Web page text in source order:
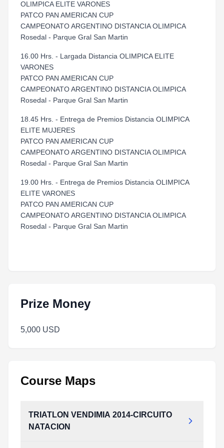
OLIMPICA ELITE VARONES
PATCO PAN AMERICAN CUP
CAMPEONATO ARGENTINO DISTANCIA OLIMPICA
Rosedal - Parque Gral San Martin
16.00 Hrs. - Largada Distancia OLIMPICA ELITE
VARONES
PATCO PAN AMERICAN CUP
CAMPEONATO ARGENTINO DISTANCIA OLIMPICA
Rosedal - Parque Gral San Martin
18.45 Hrs. - Entrega de Premios Distancia OLIMPICA
ELITE MUJERES
PATCO PAN AMERICAN CUP
CAMPEONATO ARGENTINO DISTANCIA OLIMPICA
Rosedal - Parque Gral San Martin
19.00 Hrs. - Entrega de Premios Distancia OLIMPICA
ELITE VARONES
PATCO PAN AMERICAN CUP
CAMPEONATO ARGENTINO DISTANCIA OLIMPICA
Rosedal - Parque Gral San Martin
Prize Money
5,000 USD
Course Maps
TRIATLON VENDIMIA 2014-CIRCUITO
NATACION